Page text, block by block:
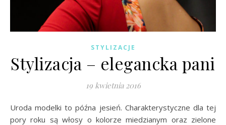
STYLIZACJE
Stylizacja – elegancka pani
19 kwietnia 2016
Uroda modelki to późna jesień. Charakterystyczne dla tej
pory roku są włosy o kolorze miedzianym oraz zielone